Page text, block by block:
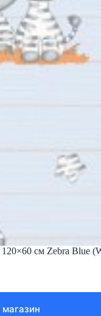
см Zebra Blue
магазин